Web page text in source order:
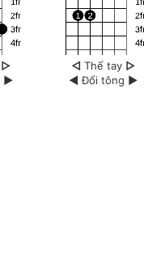
▷
▶
◁ Thế tay ▷
◀ Đổi tông ▶